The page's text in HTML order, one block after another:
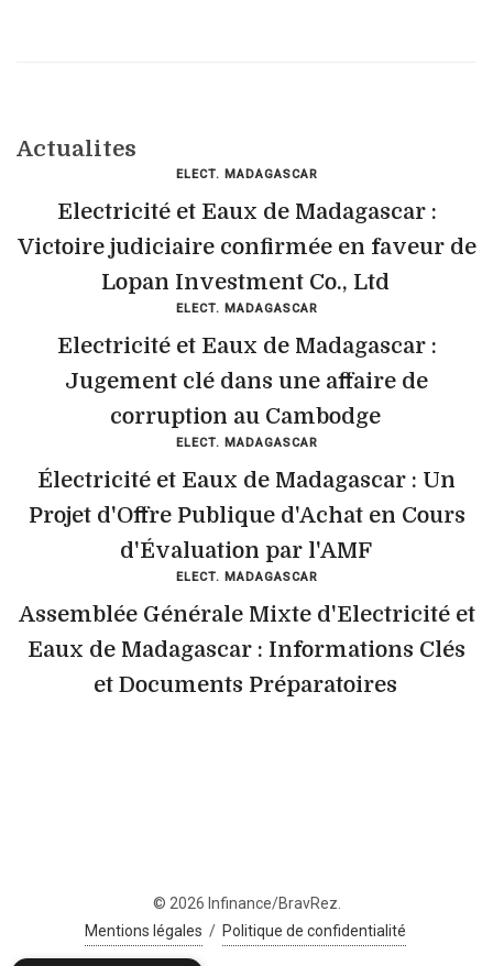
Actualites
ELECT. MADAGASCAR
Electricité et Eaux de Madagascar :
Victoire judiciaire confirmée en faveur de
Lopan Investment Co., Ltd
ELECT. MADAGASCAR
Electricité et Eaux de Madagascar :
Jugement clé dans une affaire de
corruption au Cambodge
ELECT. MADAGASCAR
Électricité et Eaux de Madagascar : Un
Projet d'Offre Publique d'Achat en Cours
d'Évaluation par l'AMF
ELECT. MADAGASCAR
Assemblée Générale Mixte d'Electricité et
Eaux de Madagascar : Informations Clés
et Documents Préparatoires
© 2026 Infinance/BravRez.
Mentions légales / Politique de confidentialité